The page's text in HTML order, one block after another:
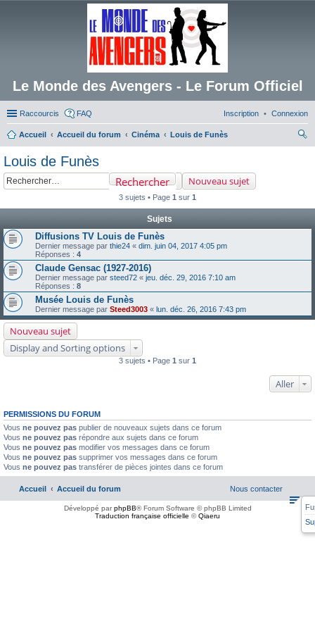
Le Monde des Avengers - Le Forum Officiel
Raccourcis FAQ Connexion
Inscription
Accueil Accueil du forum Cinéma
Louis de Funès
Louis de Funès
Nouveau sujet
Rechercher
3 sujets • Page 1 sur 1
Sujets
Diffusions TV Louis de Funès
Dernier message par thie24 « dim. juin 04, 2017 4:05 pm
Réponses : 4
Claude Gensac (1927-2016)
Dernier message par steed72 « jeu. déc. 29, 2016 7:10 am
Réponses : 8
Musée Louis de Funès
Dernier message par Steed3003 « lun. déc. 26, 2016 7:43 pm
Nouveau sujet
Display and Sorting options
3 sujets • Page 1 sur 1
Aller
PERMISSIONS DU FORUM
Vous ne pouvez pas publier de nouveaux sujets dans ce forum
Vous ne pouvez pas répondre aux sujets dans ce forum
Vous ne pouvez pas modifier vos messages dans ce forum
Vous ne pouvez pas supprimer vos messages dans ce forum
Vous ne pouvez pas transférer de pièces jointes dans ce forum
Accueil Accueil du forum Nous contacter
Développé parphpBB® Forum Software © phpBB Limited
Traduction française officielle ©Qiaeru